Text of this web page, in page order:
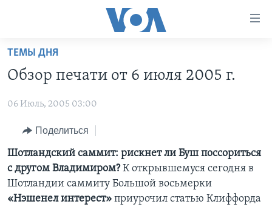
Перейти
основной
Перейти
навигации
Перейти
поиск
ГЛАВНОЕ
ПРОГРАММЫ
АМЕРИКА
НОВОСТИ ЗА МИНУТУ
ИТОГИ
ПОЧЕМУ ЭТО ВАЖНО?
ДИСКУССИЯ VOA
ПРОЕКТЫ
УЧИМ АНГЛИЙСКИЙ
НАША АМЕРИКАНСКАЯ ИСТОРИЯ
А КАК В АМЕРИКЕ?
АРТЕФАКТЫ
ЭКСПЕРТИЗА
ИНТЕРВЬЮ
ФАКТЫ ПРОТИВ ФЕЙКОВ
ЗА СВОБОДУ ПРЕССЫ
ТЕМЫ ДНЯ
Обзор печати от 6 июля 2005 г.
06 Июль, 2005 03:00
Поделиться
Шотландский саммит: рискнет ли Буш поссориться
с другом Владимиром?К открывшемуся сегодня в
Шотландии саммиту Большой восьмерки
«Нэшенел интерест» приурочил статью Клиффорда